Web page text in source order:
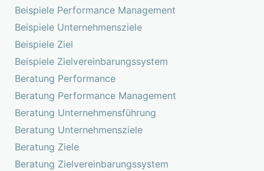
Beispiele Performance Management
Beispiele Unternehmensziele
Beispiele Ziel
Beispiele Zielvereinbarungssystem
Beratung Performance
Beratung Performance Management
Beratung Unternehmensführung
Beratung Unternehmensziele
Beratung Ziele
Beratung Zielvereinbarungssystem